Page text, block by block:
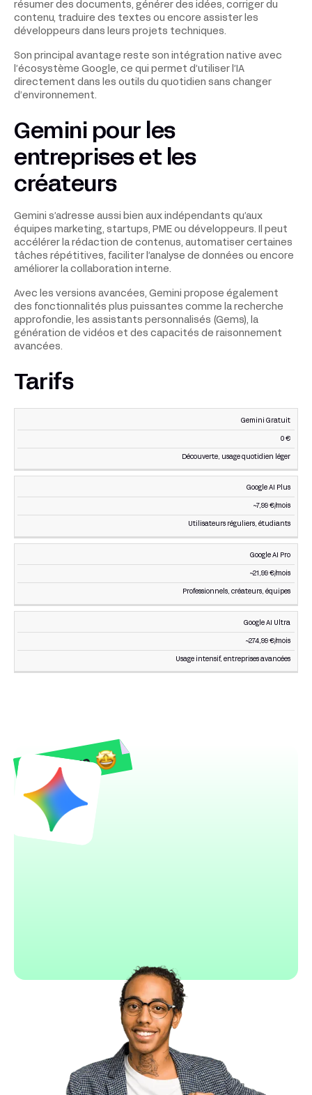
résumer des documents, générer des idées, corriger du
contenu, traduire des textes ou encore assister les
développeurs dans leurs projets techniques.
Son principal avantage reste son intégration native avec
l’écosystème Google, ce qui permet d’utiliser l’IA
directement dans les outils du quotidien sans changer
d’environnement.
Gemini pour les
entreprises et les
créateurs
Gemini s’adresse aussi bien aux indépendants qu’aux
équipes marketing, startups, PME ou développeurs. Il peut
accélérer la rédaction de contenus, automatiser certaines
tâches répétitives, faciliter l’analyse de données ou encore
améliorer la collaboration interne.
Avec les versions avancées, Gemini propose également
des fonctionnalités plus puissantes comme la recherche
approfondie, les assistants personnalisés (Gems), la
génération de vidéos et des capacités de raisonnement
avancées.
Tarifs
PLAN PRIX
Gemini Gratuit
0 €
Découverte, usage quotidien léger
Google AI Plus
~7,99 €/mois
Utilisateurs réguliers, étudiants
Google AI Pro
~21,99 €/mois
Professionnels, créateurs, équipes
Google AI Ultra
~274,99 €/mois
Usage intensif, entreprises avancées